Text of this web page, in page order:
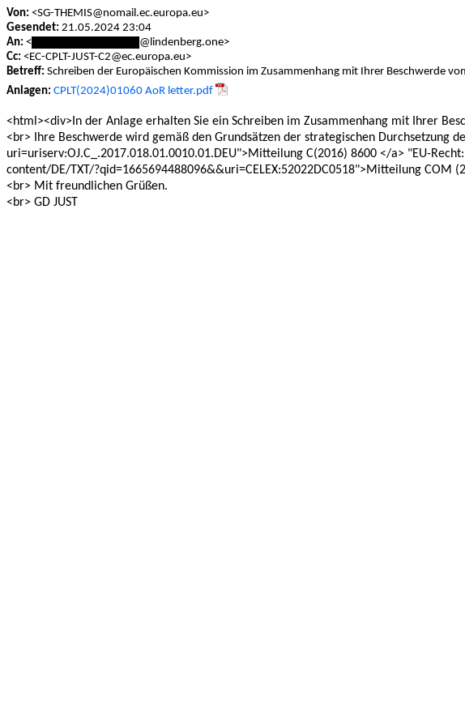
Von: <SG-THEMIS@nomail.ec.europa.eu>
Gesendet: 21.05.2024 23:04
An: <
@lindenberg.one>
Cc: <EC-CPLT-JUST-C2@ec.europa.eu>
Betreff: Schreiben der Europäischen Kommission im Zusammenhang mit Ihrer Beschwerde
Anlagen: CPLT(2024)01060 AoR letter.pdf
<html><div>In der Anlage erhalten Sie ein Schreiben im Zusammenhang mit Ihrer
<br> Ihre Beschwerde wird gemäß den Grundsätzen der strategischen
uri=uriserv:OJ.C_.2017.018.01.0010.01.DEU">Mitteilung C(2016) 8600 </a> "EU-
content/DE/TXT/?qid=1665694488096&&uri=CELEX:52022DC0518">Mitteilung
<br> Mit freundlichen Grüßen.
<br> GD JUST